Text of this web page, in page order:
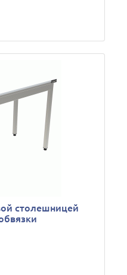
столешницей